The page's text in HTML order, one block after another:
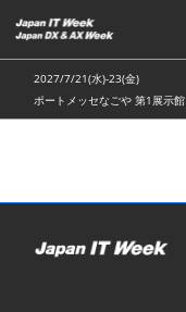
キ
ッ
し
む
2027/7/21(水)-23(金)
ポートメッセなごや 第1展示館